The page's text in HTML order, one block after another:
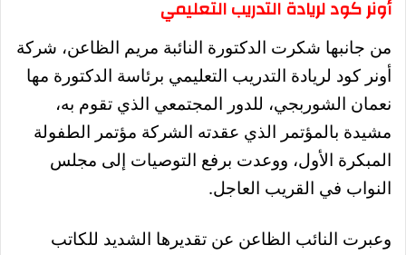
أونر كود لريادة التدريب التعليمي
من جانبها شكرت الدكتورة النائبة مريم الظاعن، شركة
أونر كود لريادة التدريب التعليمي برئاسة الدكتورة مها
نعمان الشوربجي، للدور المجتمعي الذي تقوم به،
مشيدة بالمؤتمر الذي عقدته الشركة مؤتمر الطفولة
المبكرة الأول، ووعدت برفع التوصيات إلى مجلس
النواب في القريب العاجل.
وعبرت النائب الظاعن عن تقديرها الشديد للكاتب